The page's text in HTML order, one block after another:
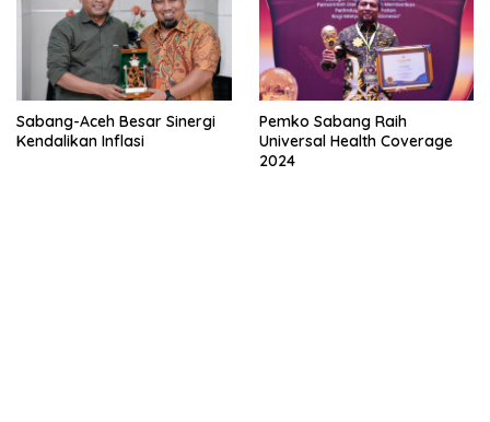
Sabang-Aceh Besar Sinergi
Kendalikan Inflasi
Pemko Sabang Raih
Universal Health Coverage
2024